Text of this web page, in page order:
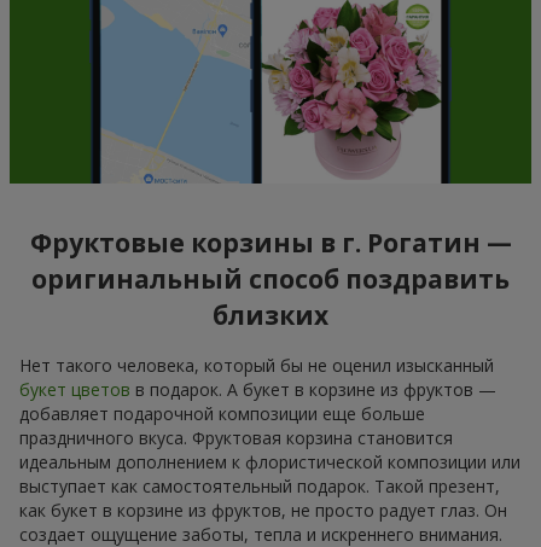
Фруктовые корзины в г. Рогатин —
оригинальный способ поздравить
близких
Нет такого человека, который бы не оценил изысканный
букет цветов в подарок. А букет в корзине из фруктов —
добавляет подарочной композиции еще больше
праздничного вкуса. Фруктовая корзина становится
идеальным дополнением к флористической композиции или
выступает как самостоятельный подарок. Такой презент,
как букет в корзине из фруктов, не просто радует глаз. Он
создает ощущение заботы, тепла и искреннего внимания.